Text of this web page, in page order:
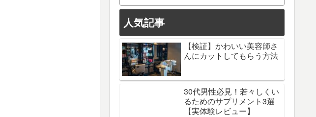
人気記事
【検証】かわいい美容師さ
んにカットしてもらう方法
30代男性必見！若々しくい
るためのサプリメント3選
【実体験レビュー】